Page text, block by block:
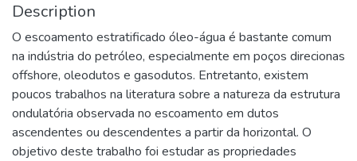
Description
O escoamento estratificado óleo-água é bastante comum
na indústria do petróleo, especialmente em poços direcionas
offshore, oleodutos e gasodutos. Entretanto, existem
poucos trabalhos na literatura sobre a natureza da estrutura
ondulatória observada no escoamento em dutos
ascendentes ou descendentes a partir da horizontal. O
objetivo deste trabalho foi estudar as propriedades